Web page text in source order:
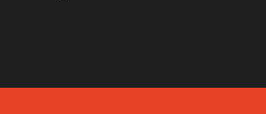
web